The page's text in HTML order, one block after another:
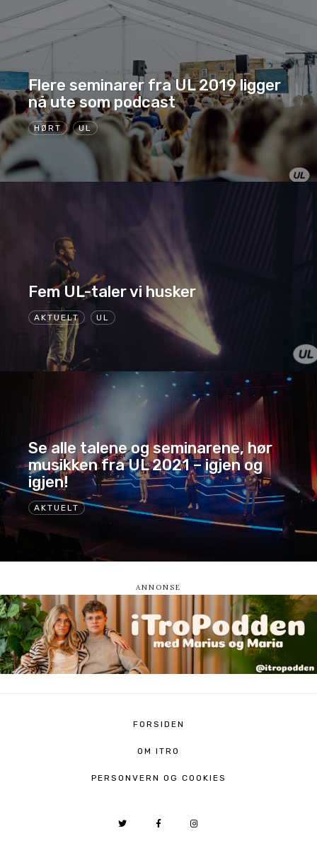
HØRT UL
Flere seminarer fra UL 2019 ligger
nå ute som podcast
AKTUELT UL
Fem UL-taler vi husker
AKTUELT
Se alle talene og seminarene, hør
musikken fra UL 2021 – igjen og
igjen!
FORSIDEN
OM ITRO
PERSONVERN OG COOKIES